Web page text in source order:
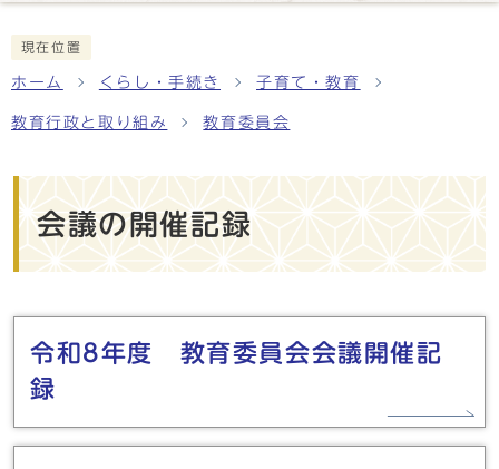
現在位置
ホーム くらし・手続き 子育て・教育
教育行政と取り組み 教育委員会
会議の開催記録
メインメニュー
令和8年度 教育委員会会議開催記
録